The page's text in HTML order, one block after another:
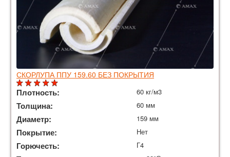
СКОРЛУПА ППУ 159.60 БЕЗ ПОКРЫТИЯ
Плотность: 60 кг/м3
Толщина: 60 мм
Диаметр: 159 мм
Покрытие: Нет
Горючесть: Г4